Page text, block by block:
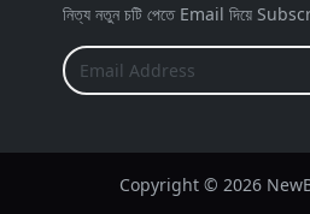
নিত্য নতুন চটি পেতে Email দিয়ে
Copyright © 2026